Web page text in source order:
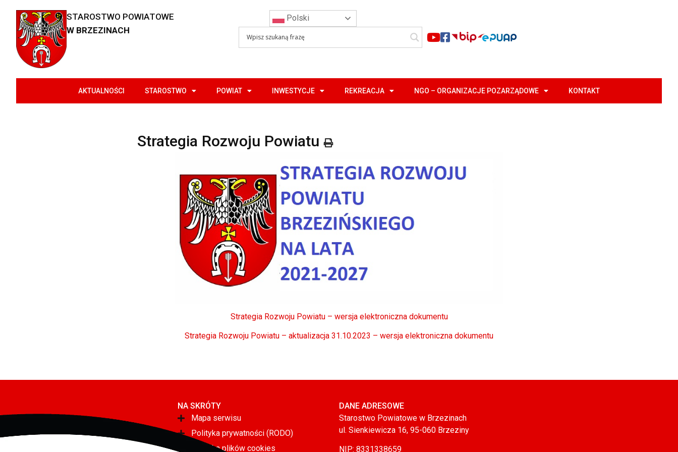
STAROSTWO POWIATOWE
W BRZEZINACH
Polski
AKTUALNOŚCI STAROSTWO POWIAT INWESTYCJE REKREACJA NGO – ORGANIZACJE POZARZĄDOWE KONTAKT
Strategia Rozwoju Powiatu
Strategia Rozwoju Powiatu – wersja elektroniczna dokumentu
Strategia Rozwoju Powiatu – aktualizacja 31.10.2023 – wersja elektroniczna dokumentu
NA SKRÓTY
Mapa serwisu
Polityka prywatności (RODO)
Polityka plików cookies
DANE ADRESOWE
Starostwo Powiatowe w Brzezinach
ul. Sienkiewicza 16, 95-060 Brzeziny
NIP: 8331338659